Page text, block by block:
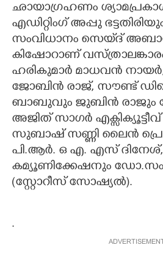
ഛായാഗ്രഹണം
എഡിറ്റിംഗ് അപ്പു
സംവിധാനം സെയ്‌ദ്
കിഷോറാണ്
ഹരികുമാർ മാധവൻ നായർ,
ജോബിൻ രാജ്, സൗണ്ട്
ബാബുവും ജുബിൻ രാജും
അജിത് സാഗർ
സുബാഷ് സണ്ണി ലൈൻ
പി.ആർ. ഒ എ. എസ് ദിനേശ്,
കമ്യൂണിക്കേഷനും
(സ്റ്റോറീസ് സോഷ്യൽ).
.